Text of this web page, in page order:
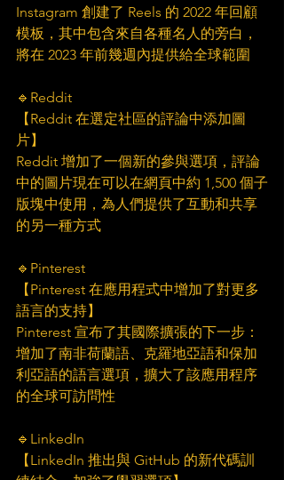
Instagram 創建了 Reels 的 2022 年回顧
模板，其中包含來自各種名人的旁白，
將在 2023 年前幾週內提供給全球範圍
🔹Reddit
【Reddit 在選定社區的評論中添加圖
片】
Reddit 增加了一個新的參與選項，評論
中的圖片現在可以在網頁中約 1,500 個子
版塊中使用，為人們提供了互動和共享
的另一種方式
🔹Pinterest
【Pinterest 在應用程式中增加了對更多
語言的支持】
Pinterest 宣布了其國際擴張的下一步：
增加了南非荷蘭語、克羅地亞語和保加
利亞語的語言選項，擴大了該應用程序
的全球可訪問性
🔹LinkedIn
【LinkedIn 推出與 GitHub 的新代碼訓